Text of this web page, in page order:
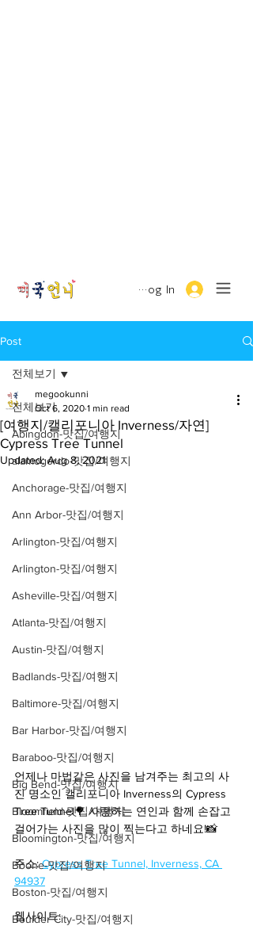
Log In
Post
전체보기
Abingdon-맛집/여행지
alamogordo-맛집/여행지
Anchorage-맛집/여행지
Ann Arbor-맛집/여행지
Arlington-맛집/여행지
Arlington-맛집/여행지
Asheville-맛집/여행지
Atlanta-맛집/여행지
Austin-맛집/여행지
Badlands-맛집/여행지
Baltimore-맛집/여행지
Bar Harbor-맛집/여행지
Baraboo-맛집/여행지
Big Bend-맛집/여행지
Bloomfield-맛집/여행지
Bloomington-맛집/여행지
Boone-맛집/여행지
Boston-맛집/여행지
Boulder City-맛집/여행지
전체보기
[여행지/캘리포니아 Inverness/자연]
Cypress Tree Tunnel
megookunni
Oct 6, 2020 1 min read
Updated:Aug 8, 2021
언제나 마법같은 사진을 남겨주는 최고의 사
진 명소인 캘리포니아 Inverness의 Cypress
Tree Tunnel🌳 사랑하는 연인과 함께 손잡고
걸어가는 사진을 많이 찍는다고 하네요!📸
주소: Cypress Tree Tunnel, Inverness, CA
94937
웹사이트: